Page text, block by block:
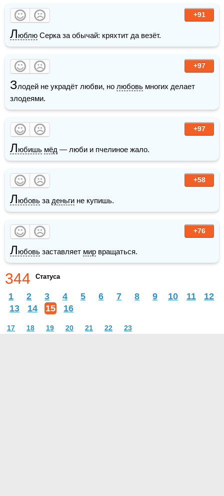
+91
Люблю Серка за обычай: кряхтит да везёт.
+97
Злодей не украдёт любви, но любовь многих делает
злодеями.
+97
Любишь мёд — люби и пчелиное жало.
+58
Любовь за деньги не купишь.
+76
Любовь заставляет мир вращаться.
344 Статуса
1 2 3 4 5 6 7 8 9 10 11
12
13
14 15 16
17 18 19 20 21 22 23